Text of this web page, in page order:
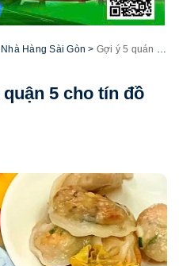
Nhà Hàng Sài Gòn > Gợi ý 5 quán há cảo quận 5 cho tín đồ ẩm thực
5 cho tín đồ